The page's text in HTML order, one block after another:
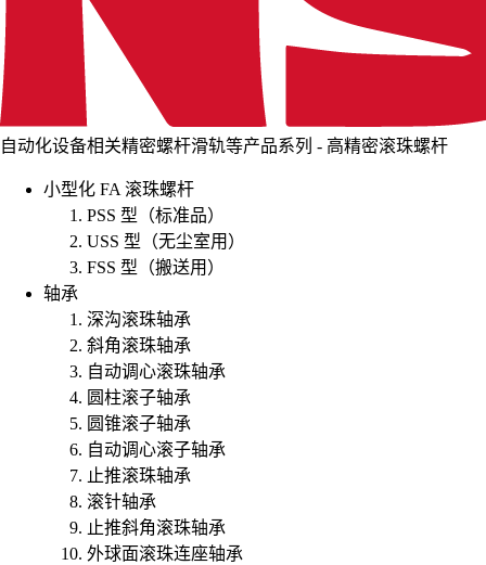
自动化设备相关精密螺杆滑轨等产品系列 - 高精密滚珠螺杆
小型化 FA 滚珠螺杆
PSS 型（标准品）
USS 型（无尘室用）
FSS 型（搬送用）
轴承
深沟滚珠轴承
斜角滚珠轴承
自动调心滚珠轴承
圆柱滚子轴承
圆锥滚子轴承
自动调心滚子轴承
止推滚珠轴承
滚针轴承
止推斜角滚珠轴承
外球面滚珠连座轴承